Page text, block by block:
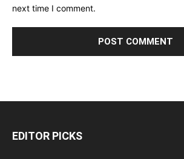
next time I comment.
EDITOR PICKS